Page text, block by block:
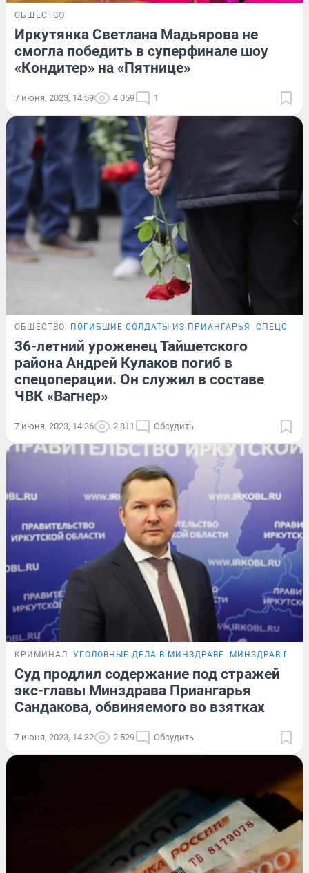
ОБЩЕСТВО
Иркутянка Светлана Мадьярова не
смогла победить в суперфинале шоу
«Кондитер» на «Пятнице»
7 июня, 2023, 14:59 4 059 1
ОБЩЕСТВО ПОГИБШИЕ СОЛДАТЫ ИЗ ПРИАНГАРЬЯ
36-летний уроженец Тайшетского
района Андрей Кулаков погиб в
спецоперации. Он служил в составе
ЧВК «Вагнер»
7 июня, 2023, 14:36 2 811 Обсудить
КРИМИНАЛ УГОЛОВНЫЕ ДЕЛА В МИНЗДРАВЕ МИНЗДРАВ
Суд продлил содержание под стражей
экс-главы Минздрава Приангарья
Сандакова, обвиняемого во взятках
7 июня, 2023, 14:32 2 529 Обсудить